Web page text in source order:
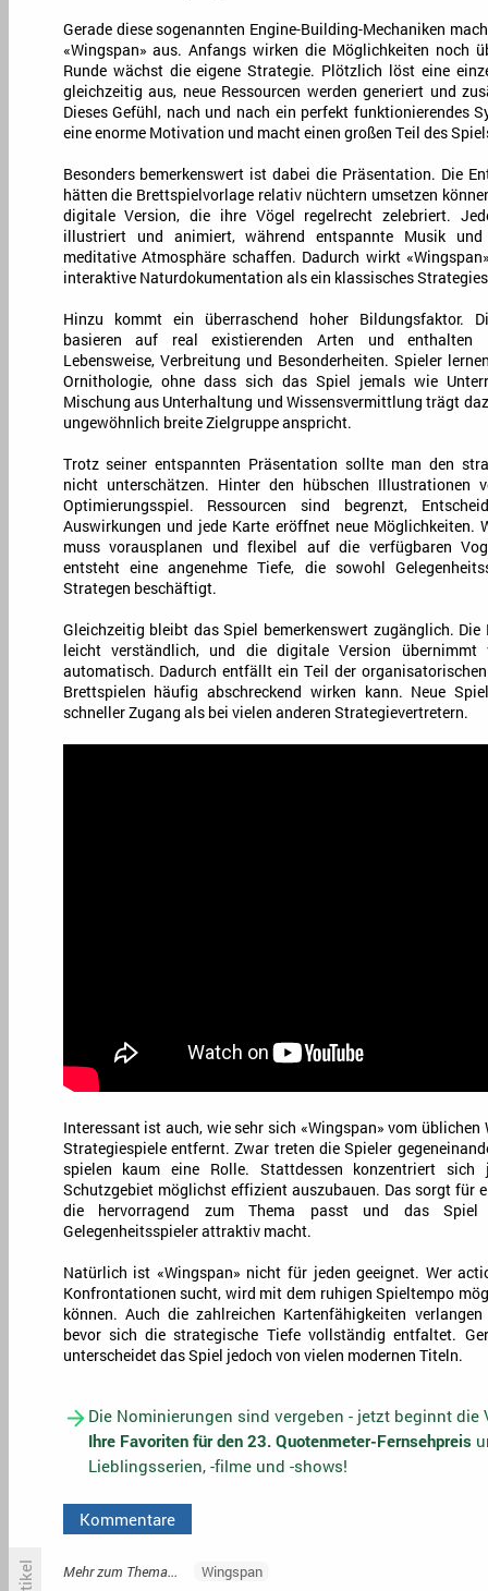
Gerade diese sogenannten Engine-Building-Mechaniken
«Wingspan» aus. Anfangs wirken die Möglichkeiten noch
Runde wächst die eigene Strategie. Plötzlich löst eine
gleichzeitig aus, neue Ressourcen werden generiert und
Dieses Gefühl, nach und nach ein perfekt funktionierendes
eine enorme Motivation und macht einen großen Teil des
Besonders bemerkenswert ist dabei die Präsentation. Die
hätten die Brettspielvorlage relativ nüchtern umsetzen
digitale Version, die ihre Vögel regelrecht zelebriert.
illustriert und animiert, während entspannte Musik
meditative Atmosphäre schaffen. Dadurch wirkt
interaktive Naturdokumentation als ein klassisches
Hinzu kommt ein überraschend hoher Bildungsfaktor.
basieren auf real existierenden Arten und enthalten
Lebensweise, Verbreitung und Besonderheiten. Spieler
Ornithologie, ohne dass sich das Spiel jemals wie
Mischung aus Unterhaltung und Wissensvermittlung trägt
ungewöhnlich breite Zielgruppe anspricht.
Trotz seiner entspannten Präsentation sollte man den
nicht unterschätzen. Hinter den hübschen Illustrationen
Optimierungsspiel. Ressourcen sind begrenzt,
Auswirkungen und jede Karte eröffnet neue Möglichkeiten.
muss vorausplanen und flexibel auf die verfügbaren
entsteht eine angenehme Tiefe, die sowohl
Strategen beschäftigt.
Gleichzeitig bleibt das Spiel bemerkenswert zugänglich. Die
leicht verständlich, und die digitale Version übernimmt
automatisch. Dadurch entfällt ein Teil der
Brettspielen häufig abschreckend wirken kann. Neue
schneller Zugang als bei vielen anderen Strategievertretern.
Interessant ist auch, wie sehr sich «Wingspan» vom üblichen
Strategiespiele entfernt. Zwar treten die Spieler
spielen kaum eine Rolle. Stattdessen konzentriert sich
Schutzgebiet möglichst effizient auszubauen. Das sorgt für
die hervorragend zum Thema passt und das
Gelegenheitsspieler attraktiv macht.
Natürlich ist «Wingspan» nicht für jeden geeignet. Wer
Konfrontationen sucht, wird mit dem ruhigen Spieltempo
können. Auch die zahlreichen Kartenfähigkeiten
bevor sich die strategische Tiefe vollständig entfaltet.
unterscheidet das Spiel jedoch von vielen modernen Titeln.
Die Nominierungen sind vergeben - jetzt beginnt die
Ihre Favoriten für den 23. Quotenmeter-Fernsehpreis
Lieblingsserien, -filme und -shows!
Kommentare
Mehr zum Thema... Wingspan